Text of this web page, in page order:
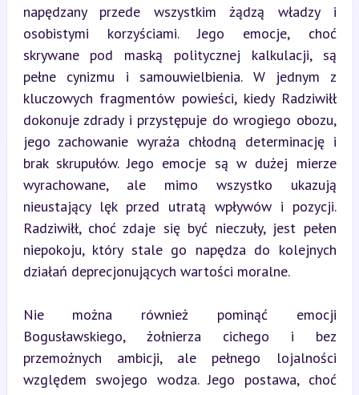
napędzany przede wszystkim żądzą władzy i
osobistymi korzyściami. Jego emocje, choć
skrywane pod maską politycznej kalkulacji, są
pełne cynizmu i samouwielbienia. W jednym z
kluczowych fragmentów powieści, kiedy Radziwiłł
dokonuje zdrady i przystępuje do wrogiego obozu,
jego zachowanie wyraża chłodną determinację i
brak skrupułów. Jego emocje są w dużej mierze
wyrachowane, ale mimo wszystko ukazują
nieustający lęk przed utratą wpływów i pozycji.
Radziwiłł, choć zdaje się być nieczuły, jest pełen
niepokoju, który stale go napędza do kolejnych
działań deprecjonujących wartości moralne.
Nie można również pominąć emocji
Bogusławskiego, żołnierza cichego i bez
przemożnych ambicji, ale pełnego lojalności
względem swojego wodza. Jego postawa, choć